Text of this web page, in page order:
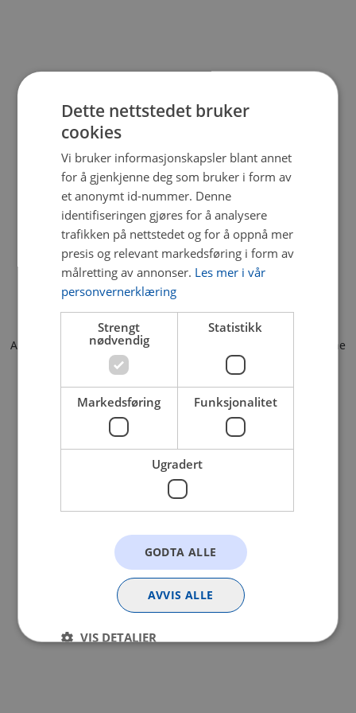
Application error: a client-side exception has occurred (see the
browser console for more information).
Dette nettstedet bruker
cookies
Vi bruker informasjonskapsler blant annet
for å gjenkjenne deg som bruker i form av
et anonymt id-nummer. Denne
identifiseringen gjøres for å analysere
trafikken på nettstedet og for å oppnå mer
presis og relevant markedsføring i form av
målretting av annonser. Les mer i vår
personvernerklæring
Strengt
nødvendig
Statistikk
Markedsføring Funksjonalitet
Ugradert
GODTA ALLE
AVVIS ALLE
VIS DETALJER